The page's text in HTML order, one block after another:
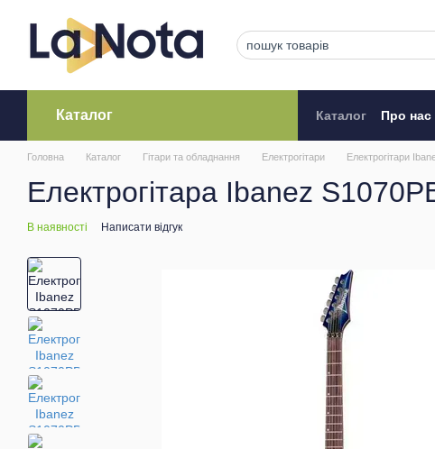
Каталог Каталог Про нас
Головна Каталог Гітари та обладнання Електрогітари Електрогітари
Електрогітара Ibanez
В наявності Написати відгук